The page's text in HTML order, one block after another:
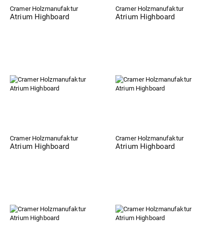
Cramer Holzmanufaktur
Atrium Highboard
Cramer Holzmanufaktur
Atrium Highboard
Cramer Holzmanufaktur
Atrium Highboard
Cramer Holzmanufaktur
Atrium Highboard